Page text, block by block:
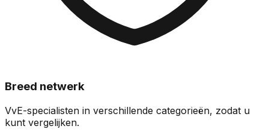
Breed netwerk
VvE-specialisten in verschillende categorieën, zodat u
kunt vergelijken.